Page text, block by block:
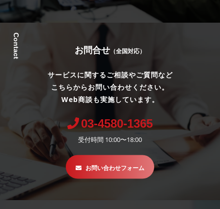
Contact お問合せ （全国対応）
サービスに関するご相談やご質問など
こちらからお問い合わせください。
Web商談も実施しています。
03-4580-1365
受付時間 10:00〜18:00
お問い合わせフォーム